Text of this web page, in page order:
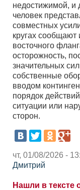
недостижимой, и
человек
совместных
кругах сообщают
восточного
осторожность,
значительных
собственные
вводом
порядок
ситуации или
сторон.
чт, 01/08/2026 -
Дмитрий
Нашли в тексте